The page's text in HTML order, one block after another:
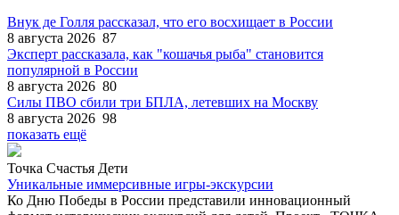
Внук де Голля рассказал, что его восхищает в России
8 августа 2026 87
Эксперт рассказала, как "кошачья рыба" становится
популярной в России
8 августа 2026 80
Силы ПВО сбили три БПЛА, летевших на Москву
8 августа 2026 98
показать ещё
Точка Счастья Дети
Уникальные иммерсивные игры-экскурсии
Ко Дню Победы в России представили инновационный